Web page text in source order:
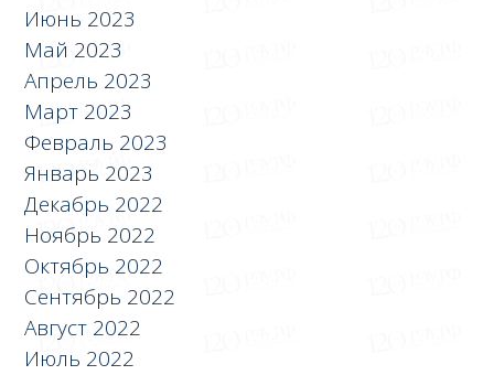
Июнь 2023
Май 2023
Апрель 2023
Март 2023
Февраль 2023
Январь 2023
Декабрь 2022
Ноябрь 2022
Октябрь 2022
Сентябрь 2022
Август 2022
Июль 2022